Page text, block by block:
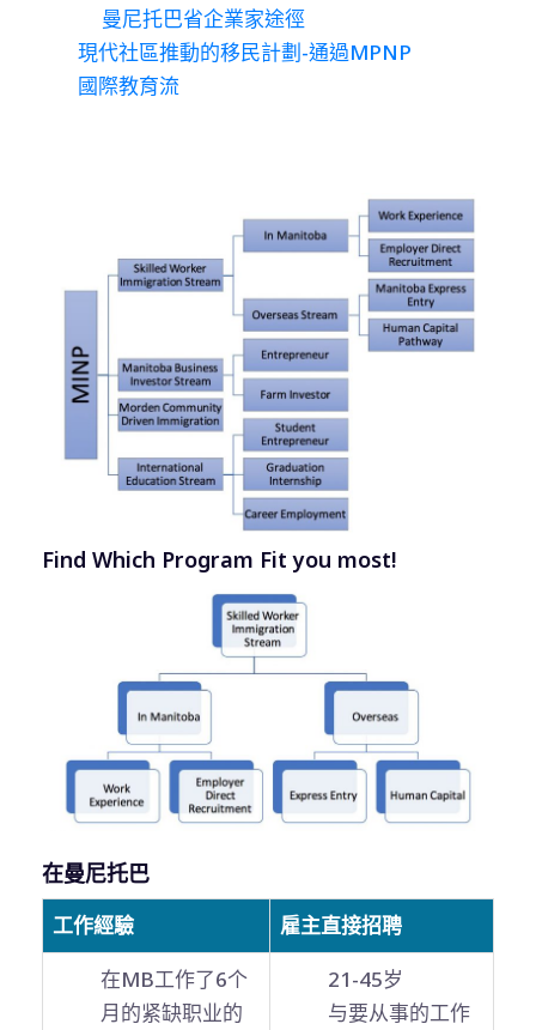
曼尼托巴省企業家途徑
現代社區推動的移民計劃-通過MPNP
國際教育流
Find Which Program Fit you most!
在曼尼托巴
工作經驗
雇主直接招聘
在MB工作了6个
月的紧缺职业的
21-45岁
与要从事的工作